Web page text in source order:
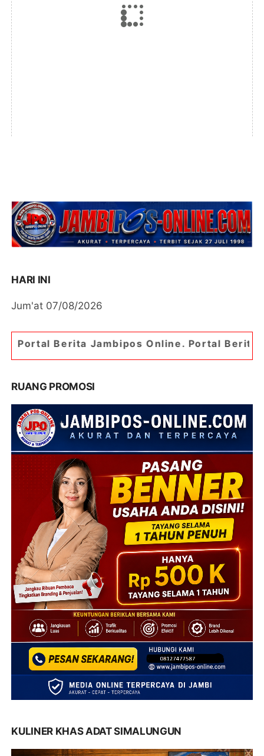
HARI INI
Jum'at 07/08/2026
Online. Portal Berita Paling Jambi
RUANG PROMOSI
KULINER KHAS ADAT SIMALUNGUN